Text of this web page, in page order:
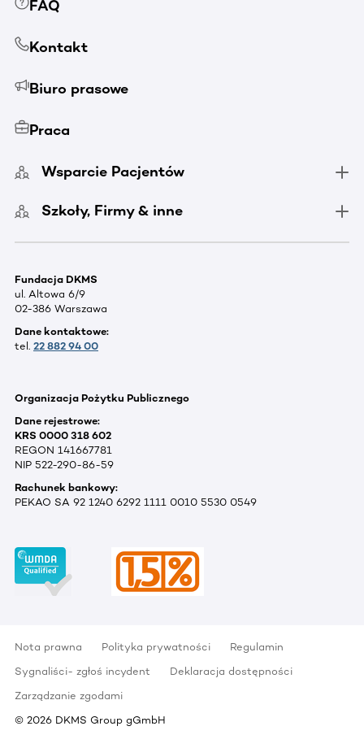
FAQ
Kontakt
Biuro prasowe
Praca
Wsparcie Pacjentów
Szkoły, Firmy & inne
Fundacja DKMS
ul. Altowa 6/9
02-386 Warszawa
Dane kontaktowe:
tel. 22 882 94 00
Organizacja Pożytku Publicznego
Dane rejestrowe:
KRS 0000 318 602
REGON 141667781
NIP 522-290-86-59
Rachunek bankowy:
PEKAO SA 92 1240 6292 1111 0010 5530 0549
Nota prawna Polityka prywatności
Regulamin
Sygnaliści- zgłoś incydent
Deklaracja dostępności
Zarządzanie zgodami
© 2026 DKMS Group gGmbH